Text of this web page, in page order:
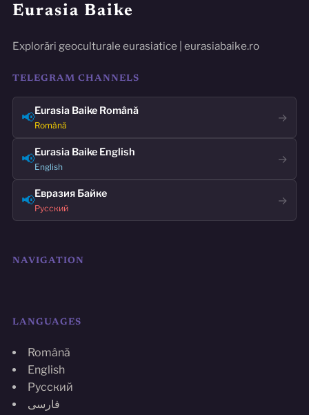
Eurasia Baike
Explorări geoculturale eurasiatice | eurasiabaike.ro
TELEGRAM CHANNELS
📢Eurasia Baike Română
Română
→
📢Eurasia Baike English
English
→
📢Евразия Байке
Русский
→
NAVIGATION
LANGUAGES
Română
English
Русский
فارسی